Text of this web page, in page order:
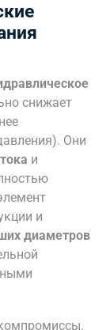
снижает
Они
и
и
диаметров